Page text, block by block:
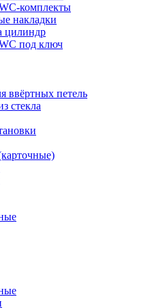
комплекты
накладки
цилиндр
под ключ
ввёртных петель
стекла